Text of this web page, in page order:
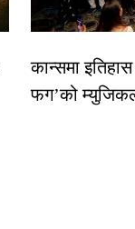
कान्समा
फग’को